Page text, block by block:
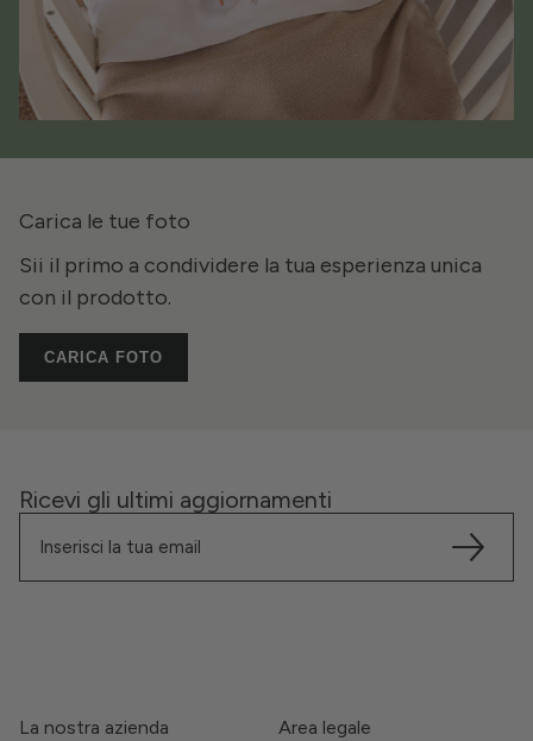
Carica le tue foto
Sii il primo a condividere la tua esperienza unica
con il prodotto.
CARICA FOTO
Ricevi gli ultimi aggiornamenti
La nostra azienda Area legale